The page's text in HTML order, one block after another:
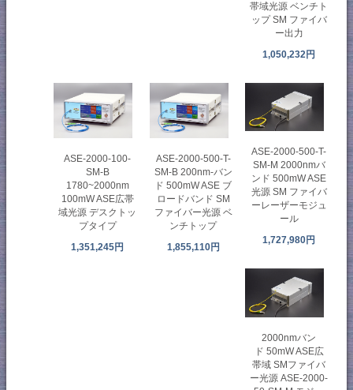
帯域光源 ベンチト
ップ SM ファイバ
ー出力
1,050,232円
ASE-2000-100-
SM-B
1780~2000nm
100mW ASE広帯
域光源 デスクトッ
プタイプ
1,351,245円
ASE-2000-500-T-
SM-B 200nm-バン
ド 500mW ASE ブ
ロードバンド SM
ファイバー光源 ベ
ンチトップ
1,855,110円
ASE-2000-500-T-
SM-M 2000nmバ
ンド 500mW ASE
光源 SM ファイバ
ーレーザーモジュ
ール
1,727,980円
2000nmバン
ド 50mW ASE広
帯域 SMファイバ
ー光源 ASE-2000-